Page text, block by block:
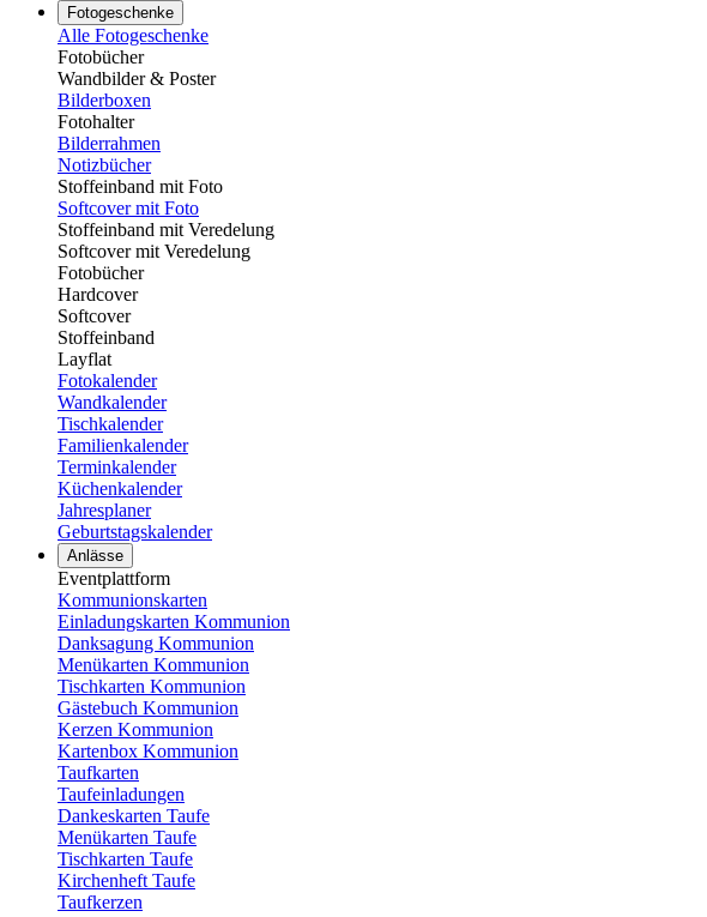
Fotogeschenke
Alle Fotogeschenke
Fotobücher
Wandbilder & Poster
Bilderboxen
Fotohalter
Bilderrahmen
Notizbücher
Stoffeinband mit Foto
Softcover mit Foto
Stoffeinband mit Veredelung
Softcover mit Veredelung
Fotobücher
Hardcover
Softcover
Stoffeinband
Layflat
Fotokalender
Wandkalender
Tischkalender
Familienkalender
Terminkalender
Küchenkalender
Jahresplaner
Geburtstagskalender
Anlässe
Eventplattform
Kommunionskarten
Einladungskarten Kommunion
Danksagung Kommunion
Menükarten Kommunion
Tischkarten Kommunion
Gästebuch Kommunion
Kerzen Kommunion
Kartenbox Kommunion
Taufkarten
Taufeinladungen
Dankeskarten Taufe
Menükarten Taufe
Tischkarten Taufe
Kirchenheft Taufe
Taufkerzen